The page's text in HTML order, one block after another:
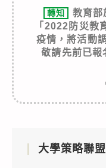
轉知
教育部
「2022防災教
疫情，將活動
敬請先前已報
大學策略聯